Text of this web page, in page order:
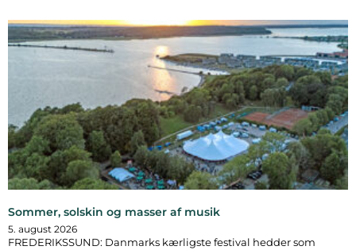
Sommer, solskin og masser af musik
5. august 2026
FREDERIKSSUND: Danmarks kærligste festival hedder som